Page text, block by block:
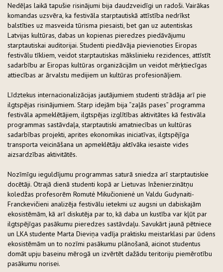
Nedēļas laikā tapušie risinājumi bija daudzveidīgi un radoši. Vairākas
komandas uzsvēra, ka festivāla starptautiskā attīstība nedrīkst
balstīties uz masveida tūrisma piesaisti, bet gan uz autentiskas
Latvijas kultūras, dabas un kopienas pieredzes piedāvājumu
starptautiskai auditorijai. Studenti piedāvāja pievienoties Eiropas
festivālu tīkliem, veidot starptautiskas mākslinieku rezidences, attīstīt
sadarbību ar Eiropas kultūras organizācijām un veidot mērķtiecīgas
attiecības ar ārvalstu medijiem un kultūras profesionāļiem.
Līdztekus internacionalizācijas jautājumiem studenti strādāja arī pie
ilgtspējas risinājumiem. Starp idejām bija “zaļās pases” programma
festivāla apmeklētājiem, ilgtspējas izglītības aktivitātes kā festivāla
programmas sastāvdaļa, starptautiski amatniecības un kultūras
sadarbības projekti, aprites ekonomikas iniciatīvas, ilgtspējīga
transporta veicināšana un apmeklētāju aktīvāka iesaiste vides
aizsardzības aktivitātēs.
Nozīmīgu ieguldījumu programmas saturā sniedza arī starptautiskie
docētāji. Otrajā dienā studenti kopā ar Lietuvas Inženierzinātņu
koledžas profesorēm Romutė Mikučionienė un Valdu Gudynaiti-
Franckevičieni analizēja festivālu ietekmi uz augsni un dabiskajām
ekosistēmām, kā arī diskutēja par to, kā daba un kustība var kļūt par
ilgtspējīgas pasākumu pieredzes sastāvdaļu. Savukārt jaunā pētniece
un LKA studente Marta Dieviņa vadīja praktisku meistarklasi par ūdens
ekosistēmām un to nozīmi pasākumu plānošanā, aicinot studentus
domāt upju baseinu mērogā un izvērtēt dažādu teritoriju piemērotību
pasākumu norisei.